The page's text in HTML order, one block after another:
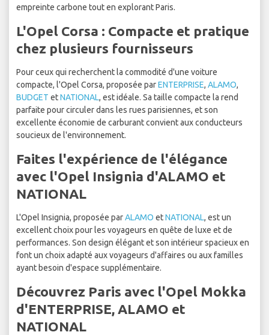
empreinte carbone tout en explorant Paris.
L'Opel Corsa : Compacte et pratique
chez plusieurs fournisseurs
Pour ceux qui recherchent la commodité d'une voiture
compacte, l'Opel Corsa, proposée parENTERPRISE, ALAMO,
BUDGET etNATIONAL, est idéale. Sa taille compacte la rend
parfaite pour circuler dans les rues parisiennes, et son
excellente économie de carburant convient aux conducteurs
soucieux de l'environnement.
Faites l'expérience de l'élégance
avec l'Opel Insignia d'ALAMO et
NATIONAL
L'Opel Insignia, proposée parALAMO etNATIONAL, est un
excellent choix pour les voyageurs en quête de luxe et de
performances. Son design élégant et son intérieur spacieux en
font un choix adapté aux voyageurs d'affaires ou aux familles
ayant besoin d'espace supplémentaire.
Découvrez Paris avec l'Opel Mokka
d'ENTERPRISE, ALAMO et
NATIONAL